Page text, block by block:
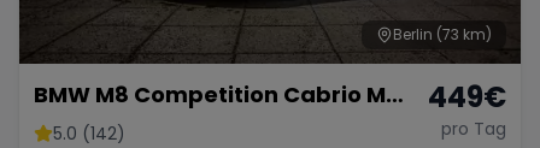
Berlin (73 km)
BMW M8 Competition Cabrio M
mieten 625 PS xDrive Sportwagen
5.0 (142)
449€
pro Tag